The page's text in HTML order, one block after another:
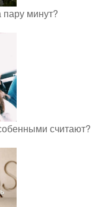
пару минут?
считают?